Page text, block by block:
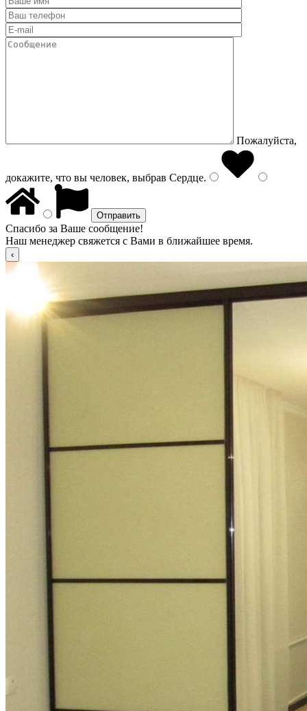
Пожалуйста,
докажите, что вы человек, выбрав Сердце.
Спасибо за Ваше сообщение!
Наш менеджер свяжется с Вами в ближайшее время.